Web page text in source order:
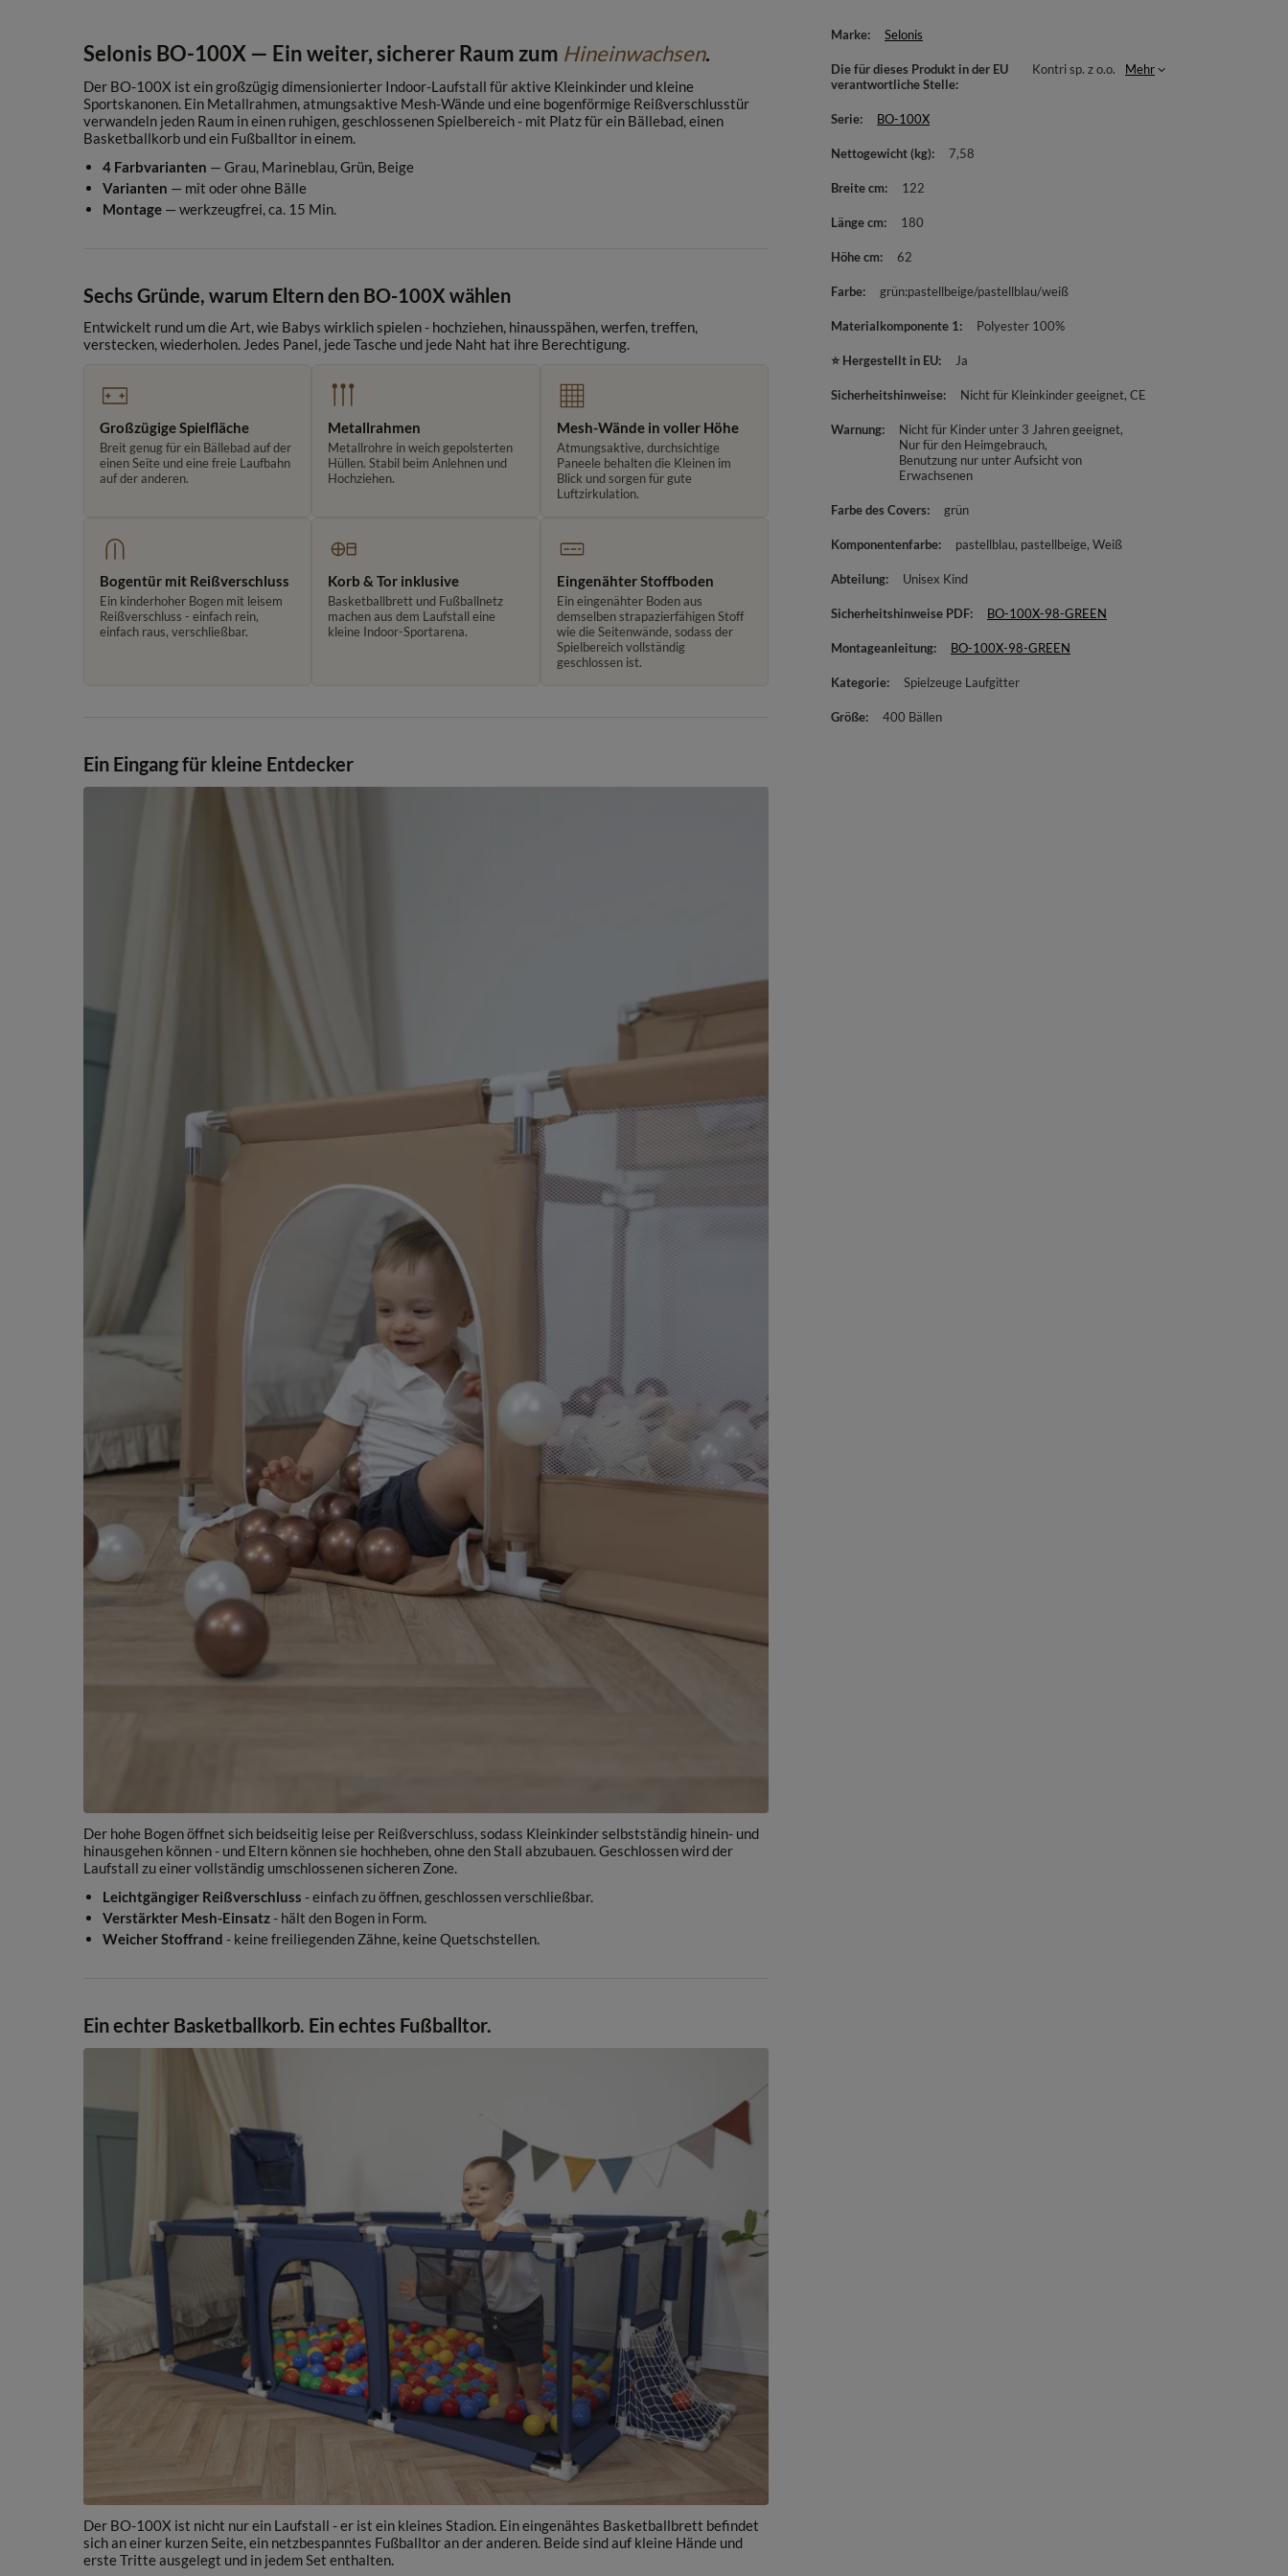
Selonis BO-100X — Ein weiter, sicherer Raum zum Hineinwachsen.
Der BO-100X ist ein großzügig dimensionierter Indoor-Laufstall für aktive Kleinkinder und kleine
Sportskanonen. Ein Metallrahmen, atmungsaktive Mesh-Wände und eine bogenförmige Reißverschlusstür
verwandeln jeden Raum in einen ruhigen, geschlossenen Spielbereich - mit Platz für ein Bällebad, einen
Basketballkorb und ein Fußballtor in einem.
4 Farbvarianten — Grau, Marineblau, Grün, Beige
Varianten — mit oder ohne Bälle
Montage — werkzeugfrei, ca. 15 Min.
Sechs Gründe, warum Eltern den BO-100X wählen
Entwickelt rund um die Art, wie Babys wirklich spielen - hochziehen, hinausspähen, werfen, treffen,
verstecken, wiederholen. Jedes Panel, jede Tasche und jede Naht hat ihre Berechtigung.
Großzügige Spielfläche
Breit genug für ein Bällebad auf der
einen Seite und eine freie Laufbahn
auf der anderen.
Metallrahmen
Metallrohre in weich gepolsterten
Hüllen. Stabil beim Anlehnen und
Hochziehen.
Mesh-Wände in voller Höhe
Atmungsaktive, durchsichtige
Paneele behalten die Kleinen im
Blick und sorgen für gute
Luftzirkulation.
Bogentür mit Reißverschluss
Ein kinderhoher Bogen mit leisem
Reißverschluss - einfach rein,
einfach raus, verschließbar.
Korb & Tor inklusive
Basketballbrett und Fußballnetz
machen aus dem Laufstall eine
kleine Indoor-Sportarena.
Eingenähter Stoffboden
Ein eingenähter Boden aus
demselben strapazierfähigen Stoff
wie die Seitenwände, sodass der
Spielbereich vollständig
geschlossen ist.
Ein Eingang für kleine Entdecker
Der hohe Bogen öffnet sich beidseitig leise per Reißverschluss, sodass Kleinkinder selbstständig hinein- und
hinausgehen können - und Eltern können sie hochheben, ohne den Stall abzubauen. Geschlossen wird der
Laufstall zu einer vollständig umschlossenen sicheren Zone.
Leichtgängiger Reißverschluss - einfach zu öffnen, geschlossen verschließbar.
Verstärkter Mesh-Einsatz- hält den Bogen in Form.
Weicher Stoffrand - keine freiliegenden Zähne, keine Quetschstellen.
Ein echter Basketballkorb. Ein echtes Fußballtor.
Der BO-100X ist nicht nur ein Laufstall - er ist ein kleines Stadion. Ein eingenähtes Basketballbrett befindet
sich an einer kurzen Seite, ein netzbespanntes Fußballtor an der anderen. Beide sind auf kleine Hände und
erste Tritte ausgelegt und in jedem Set enthalten.
Marke Selonis
Die für dieses Produkt in der EU
verantwortliche Stelle
Kontri sp. z o.o. Mehr
Serie BO-100X
Nettogewicht (kg) 7,58
Breite cm 122
Länge cm 180
Höhe cm 62
Farbe grün:pastellbeige/pastellblau/weiß
Materialkomponente 1 Polyester 100%
⭐ Hergestellt in EU Ja
Sicherheitshinweise Nicht für Kleinkinder geeignet CE
Warnung
Nicht für Kinder unter 3 Jahren geeignet
Nur für den Heimgebrauch
Benutzung nur unter Aufsicht von
Erwachsenen
Farbe des Covers grün
Komponentenfarbe pastellblau pastellbeige Weiß
Abteilung Unisex Kind
Sicherheitshinweise PDF BO-100X-98-GREEN
Montageanleitung BO-100X-98-GREEN
Kategorie Spielzeuge Laufgitter
Größe 400 Bällen